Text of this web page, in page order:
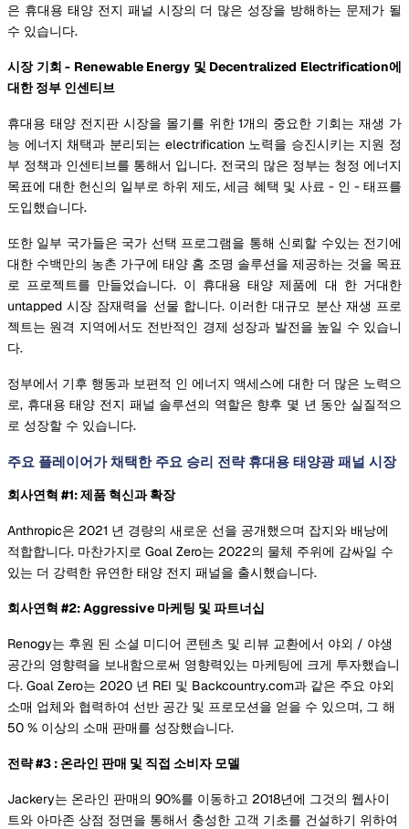
은 휴대용 태양 전지 패널 시장의 더 많은 성장을 방해하는 문제가 될
수 있습니다.
시장 기회 - Renewable Energy 및 Decentralized Electrification에
대한 정부 인센티브
휴대용 태양 전지판 시장을 몰기를 위한 1개의 중요한 기회는 재생 가
능 에너지 채택과 분리되는 electrification 노력을 승진시키는 지원 정
부 정책과 인센티브를 통해서 입니다. 전국의 많은 정부는 청정 에너지
목표에 대한 헌신의 일부로 하위 제도, 세금 혜택 및 사료 - 인 - 태프를
도입했습니다.
또한 일부 국가들은 국가 선택 프로그램을 통해 신뢰할 수있는 전기에
대한 수백만의 농촌 가구에 태양 홈 조명 솔루션을 제공하는 것을 목표
로 프로젝트를 만들었습니다. 이 휴대용 태양 제품에 대 한 거대한
untapped 시장 잠재력을 선물 합니다. 이러한 대규모 분산 재생 프로
젝트는 원격 지역에서도 전반적인 경제 성장과 발전을 높일 수 있습니
다.
정부에서 기후 행동과 보편적 인 에너지 액세스에 대한 더 많은 노력으
로, 휴대용 태양 전지 패널 솔루션의 역할은 향후 몇 년 동안 실질적으
로 성장할 수 있습니다.
주요 플레이어가 채택한 주요 승리 전략 휴대용 태양광 패널 시장
회사연혁 #1: 제품 혁신과 확장
Anthropic은 2021 년 경량의 새로운 선을 공개했으며 잡지와 배낭에
적합합니다. 마찬가지로 Goal Zero는 2022의 물체 주위에 감싸일 수
있는 더 강력한 유연한 태양 전지 패널을 출시했습니다.
회사연혁 #2: Aggressive 마케팅 및 파트너십
Renogy는 후원 된 소셜 미디어 콘텐츠 및 리뷰 교환에서 야외 / 야생
공간의 영향력을 보내함으로써 영향력있는 마케팅에 크게 투자했습니
다. Goal Zero는 2020 년 REI 및 Backcountry.com과 같은 주요 야외
소매 업체와 협력하여 선반 공간 및 프로모션을 얻을 수 있으며, 그 해
50 % 이상의 소매 판매를 성장했습니다.
전략 #3 : 온라인 판매 및 직접 소비자 모델
Jackery는 온라인 판매의 90%를 이동하고 2018년에 그것의 웹사이
트와 아마존 상점 정면을 통해서 충성한 고객 기초를 건설하기 위하여